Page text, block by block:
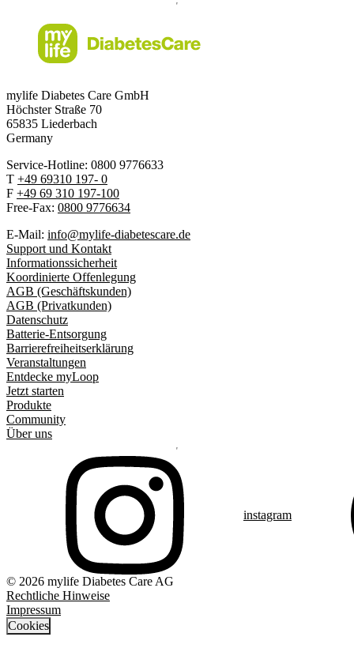
mylife Diabetes Care GmbH
Höchster Straße 70
65835 Liederbach
Germany
Service-Hotline: 0800 9776633
T +49 69310 197- 0
F +49 69 310 197-100
Free-Fax: 0800 9776634
E-Mail: info@mylife-diabetescare.de
Support und Kontakt
Informationssicherheit
Koordinierte Offenlegung
AGB (Geschäftskunden)
AGB (Privatkunden)
Datenschutz
Batterie-Entsorgung
Barrierefreiheitserklärung
Veranstaltungen
Entdecke myLoop
Jetzt starten
Produkte
Community
Über uns
instagram
© 2026 mylife Diabetes Care AG
Rechtliche Hinweise
Impressum
Cookies